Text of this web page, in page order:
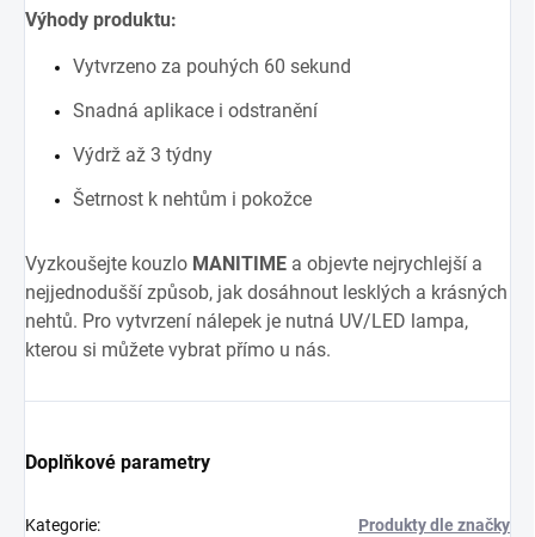
Výhody produktu:
Vytvrzeno za pouhých 60 sekund
Snadná aplikace i odstranění
Výdrž až 3 týdny
Šetrnost k nehtům i pokožce
Vyzkoušejte kouzlo MANITIME a objevte nejrychlejší a
nejjednodušší způsob, jak dosáhnout lesklých a krásných
nehtů. Pro vytvrzení nálepek je nutná UV/LED lampa,
kterou si můžete vybrat přímo u nás.
Doplňkové parametry
Kategorie: Produkty dle značky